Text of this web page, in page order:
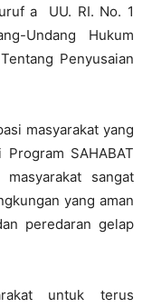
a
UU. RI. No. 1
Undang Hukum
Penyusaian
masyarakat yang
SAHABAT
sangat
yang aman
peredaran gelap
untuk terus